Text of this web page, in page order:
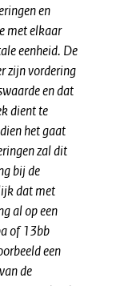
en
met elkaar
eenheid. De
zijn vordering
en dat
dient te
het gaat
zal dit
bij de
dat met
al op een
of 13bb
een
de